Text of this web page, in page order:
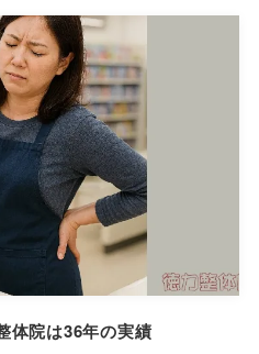
体院は36年の実績